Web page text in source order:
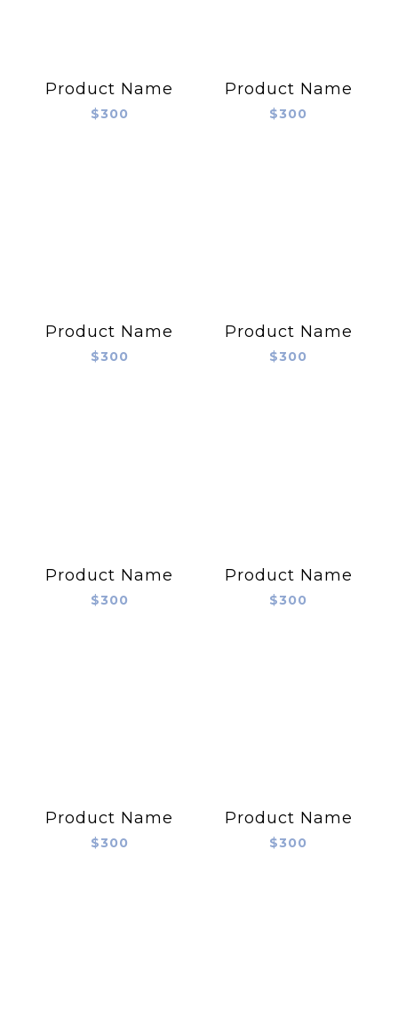
Product Name
$300
Product Name
$300
Product Name
$300
Product Name
$300
Product Name
$300
Product Name
$300
Product Name
$300
Product Name
$300